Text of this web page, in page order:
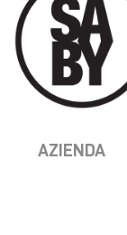
AZIENDA